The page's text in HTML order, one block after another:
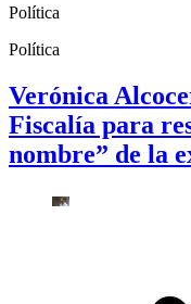
Política
Política
Verónica
Fiscalía para
nombre” de la